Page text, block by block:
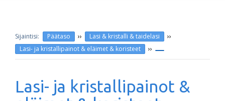
Päätaso ›› Lasi & kristalli & taidelasi ››
Lasi- ja kristallipainot & eläimet & koristeet ››
Lasi- ja kristallipainot &